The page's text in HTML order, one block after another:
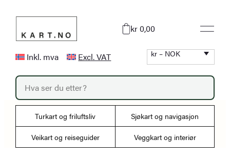
innhold
kr 0,00
Inkl. mva Excl. VAT kr – NOK
P
o
d
t
Turkart og friluftsliv Sjøkart og navigasjon
Veikart og reiseguider Veggkart og interiør